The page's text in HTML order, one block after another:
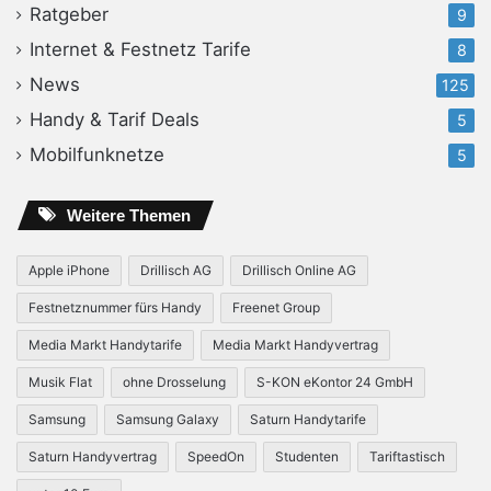
Ratgeber 9
Internet & Festnetz Tarife 8
News 125
Handy & Tarif Deals 5
Mobilfunknetze 5
Weitere Themen
Apple iPhone Drillisch AG Drillisch Online AG
Festnetznummer fürs Handy Freenet Group
Media Markt Handytarife Media Markt Handyvertrag
Musik Flat ohne Drosselung S-KON eKontor 24 GmbH
Samsung Samsung Galaxy Saturn Handytarife
Saturn Handyvertrag SpeedOn Studenten Tariftastisch